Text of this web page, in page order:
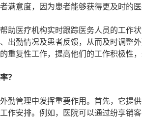
意度，因为患者能够获得更及时的医
助医疗机构实时跟踪医务人员的工作
出勤情况及患者反馈，从而及时调整
复性工作，提高他们的工作积极性
？
勤管理中发挥重要作用。首先，它提
作安排。例如，医院可以通过纷享销